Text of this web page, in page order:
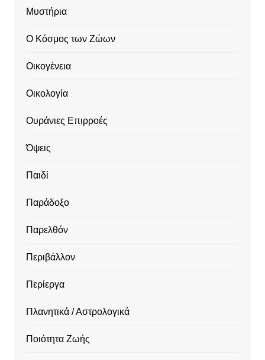
Μυστήρια
Ο Κόσμος των Ζώων
Οικογένεια
Οικολογία
Ουράνιες Επιρροές
Όψεις
Παιδί
Παράδοξο
Παρελθόν
Περιβάλλον
Περίεργα
Πλανητικά / Αστρολογικά
Ποιότητα Ζωής